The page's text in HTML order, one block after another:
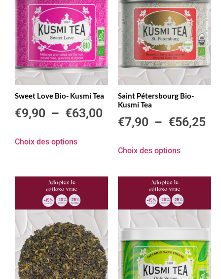
Sweet Love Bio- Kusmi Tea
€9,90 – €63,00
Choix des options
Saint Pétersbourg Bio-
Kusmi Tea
€7,90 – €56,25
Choix des options